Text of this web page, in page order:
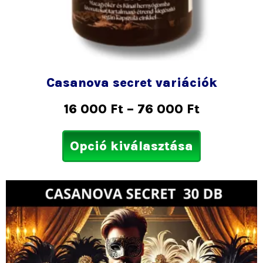
Casanova secret variációk
16 000 Ft – 76 000 Ft
Opció kiválasztása
21
000 Ft
-
36
Ennek
a
több
variációja